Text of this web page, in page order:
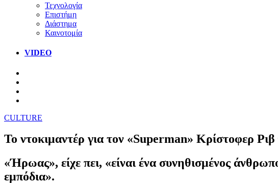
Τεχνολογία
Επιστήμη
Διάστημα
Καινοτομία
VIDEO
CULTURE
Το ντοκιμαντέρ για τον «Superman» Κρίστοφερ
«Ήρωας», είχε πει, «είναι ένα συνηθισμένος
εμπόδια».